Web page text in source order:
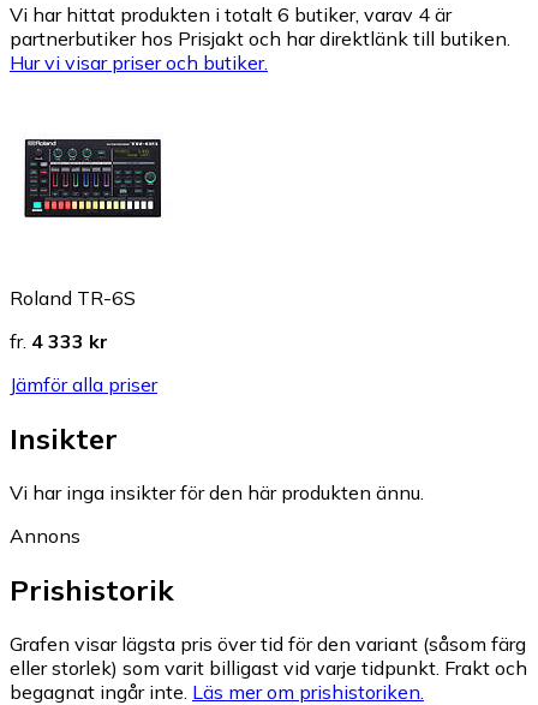
Vi har hittat produkten i totalt 6 butiker, varav 4 är
partnerbutiker hos Prisjakt och har direktlänk till butiken.
Hur vi visar priser och butiker.
Roland TR-6S
fr. 4 333 kr
Jämför alla priser
Insikter
Vi har inga insikter för den här produkten ännu.
Annons
Prishistorik
Grafen visar lägsta pris över tid för den variant (såsom färg
eller storlek) som varit billigast vid varje tidpunkt. Frakt och
begagnat ingår inte. Läs mer om prishistoriken.